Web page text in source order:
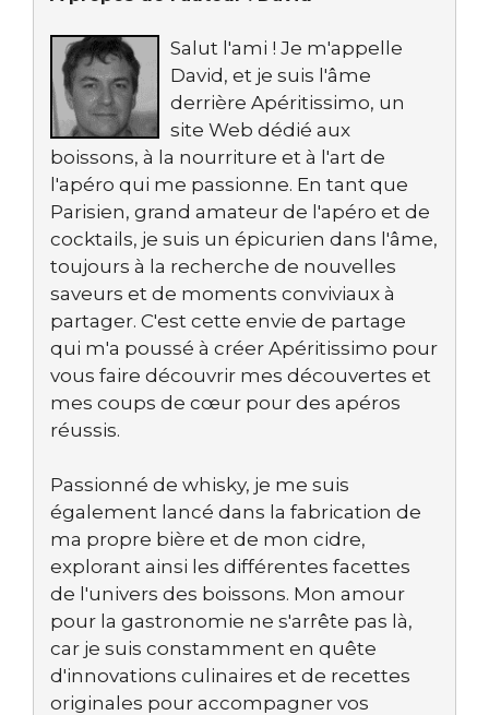
Salut l'ami ! Je m'appelle
David, et je suis l'âme
derrière Apéritissimo, un
site Web dédié aux
boissons, à la nourriture et à l'art de
l'apéro qui me passionne. En tant que
Parisien, grand amateur de l'apéro et de
cocktails, je suis un épicurien dans l'âme,
toujours à la recherche de nouvelles
saveurs et de moments conviviaux à
partager. C'est cette envie de partage
qui m'a poussé à créer Apéritissimo pour
vous faire découvrir mes découvertes et
mes coups de cœur pour des apéros
réussis.
Passionné de whisky, je me suis
également lancé dans la fabrication de
ma propre bière et de mon cidre,
explorant ainsi les différentes facettes
de l'univers des boissons. Mon amour
pour la gastronomie ne s'arrête pas là,
car je suis constamment en quête
d'innovations culinaires et de recettes
originales pour accompagner vos